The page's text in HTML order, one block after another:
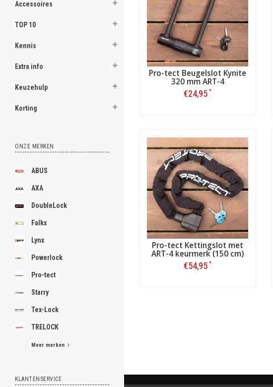
Accessoires
TOP 10
Kennis
Extra info
Keuzehulp
Korting
ONZE MERKEN
ABUS
AXA
DoubleLock
Falkx
Lynx
Powerlock
Pro-tect
Starry
Tex-Lock
TRELOCK
Meer merken
KLANTENSERVICE
Pro-tect Beugelslot Kynite
320 mm ART-4
€24,95 *
Pro-tect Kettingslot met
ART-4 keurmerk (150 cm)
€54,95 *